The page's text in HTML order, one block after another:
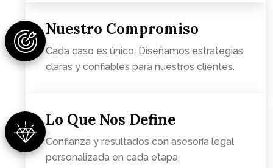
Nuestro Compromiso
Cada caso es único. Diseñamos estrategias
claras y confiables para nuestros clientes.
Lo Que Nos Define
Confianza y resultados con asesoría legal
personalizada en cada etapa.